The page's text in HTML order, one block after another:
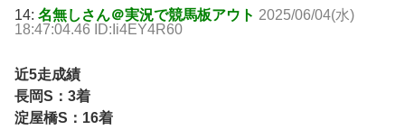
14: 名無しさん＠実況で競馬板アウト 2025/06/04(水)
18:47:04.46 ID:Ii4EY4R60
近5走成績
長岡S：3着
淀屋橋S：16着